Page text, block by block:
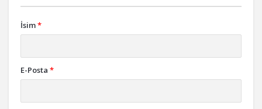
İsim*
E-Posta *